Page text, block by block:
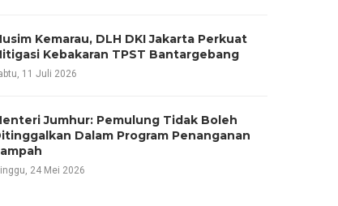
Kemarau, DLH DKI Jakarta Perkuat
Kebakaran TPST Bantargebang
11 Juli 2026
Jumhur: Pemulung Tidak Boleh
Dalam Program Penanganan
24 Mei 2026